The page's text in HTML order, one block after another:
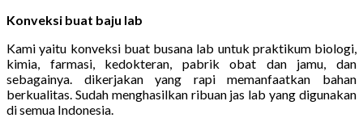
Konveksi buat baju lab
Kami yaitu konveksi buat busana lab untuk praktikum biologi,
kimia, farmasi, kedokteran, pabrik obat dan jamu, dan
sebagainya. dikerjakan yang rapi memanfaatkan bahan
berkualitas. Sudah menghasilkan ribuan jas lab yang digunakan
di semua Indonesia.